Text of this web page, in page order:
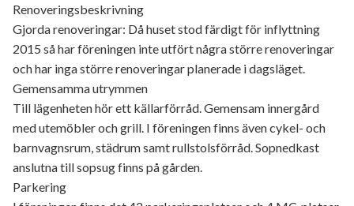
Renoveringsbeskrivning
Gjorda renoveringar: Då huset stod färdigt för inflyttning
2015 så har föreningen inte utfört några större renoveringar
och har inga större renoveringar planerade i dagsläget.
Gemensamma utrymmen
Till lägenheten hör ett källarförråd. Gemensam innergård
med utemöbler och grill. I föreningen finns även cykel- och
barnvagnsrum, städrum samt rullstolsförråd. Sopnedkast
anslutna till sopsug finns på gården.
Parkering